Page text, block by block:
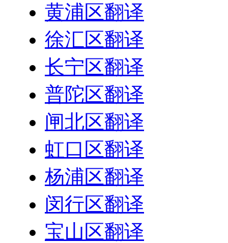
黄浦区翻译
徐汇区翻译
长宁区翻译
普陀区翻译
闸北区翻译
虹口区翻译
杨浦区翻译
闵行区翻译
宝山区翻译